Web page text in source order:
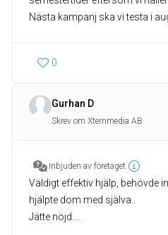
Nästa kampanj ska vi testa i
0
Gurhan D
Skrev om Xternmedia AB
Inbjuden av företaget
Väldigt effektiv hjälp, behövde
hjälpte dom med själva..
Jätte nöjd....